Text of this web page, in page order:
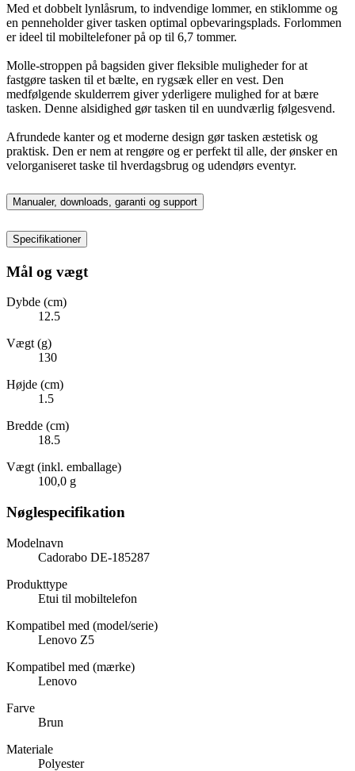
Med et dobbelt lynlåsrum, to indvendige lommer, en stiklomme og
en penneholder giver tasken optimal opbevaringsplads. Forlommen
er ideel til mobiltelefoner på op til 6,7 tommer.
Molle-stroppen på bagsiden giver fleksible muligheder for at
fastgøre tasken til et bælte, en rygsæk eller en vest. Den
medfølgende skulderrem giver yderligere mulighed for at bære
tasken. Denne alsidighed gør tasken til en uundværlig følgesvend.
Afrundede kanter og et moderne design gør tasken æstetisk og
praktisk. Den er nem at rengøre og er perfekt til alle, der ønsker en
velorganiseret taske til hverdagsbrug og udendørs eventyr.
Manualer, downloads, garanti og support
Specifikationer
Mål og vægt
Dybde (cm)
12.5
Vægt (g)
130
Højde (cm)
1.5
Bredde (cm)
18.5
Vægt (inkl. emballage)
100,0 g
Nøglespecifikation
Modelnavn
Cadorabo DE-185287
Produkttype
Etui til mobiltelefon
Kompatibel med (model/serie)
Lenovo Z5
Kompatibel med (mærke)
Lenovo
Farve
Brun
Materiale
Polyester